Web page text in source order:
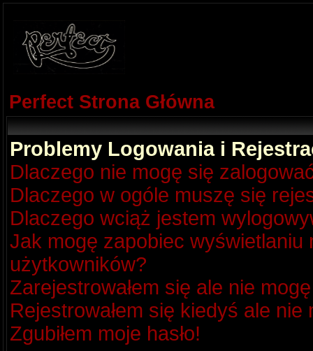
Perfect Strona Główna
Problemy Logowania i
Dlaczego nie mogę się
Dlaczego w ogóle muszę się
Dlaczego wciąż jestem
Jak mogę zapobiec
użytkowników?
Zarejestrowałem się ale nie
Rejestrowałem się kiedyś ale
Zgubiłem moje hasło!